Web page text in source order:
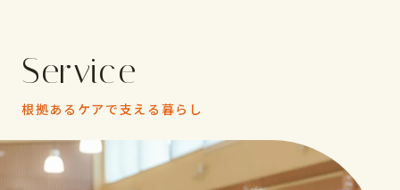
Service
根拠あるケアで支える暮らし